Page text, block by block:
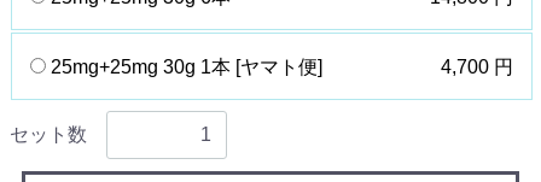
25mg+25mg 30g 1本 [ヤマト便] 4,700 円
セット数